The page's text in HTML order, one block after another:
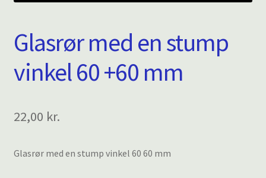
Glasrør med en stump
vinkel 60 +60 mm
22,00 kr.
Glasrør med en stump vinkel 60 60 mm